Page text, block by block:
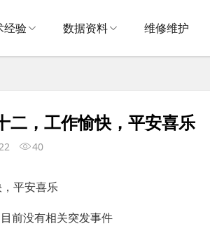
经验 数据资料 维修维护
二，工作愉快，平安喜乐
40
平安喜乐
前没有相关突发事件